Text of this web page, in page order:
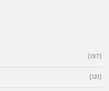
(137)
(121)